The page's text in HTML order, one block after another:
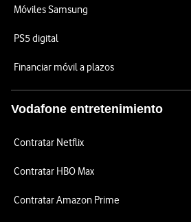
Móviles Samsung
PS5 digital
Financiar móvil a plazos
Vodafone entretenimiento
Contratar Netflix
Contratar HBO Max
Contratar Amazon Prime